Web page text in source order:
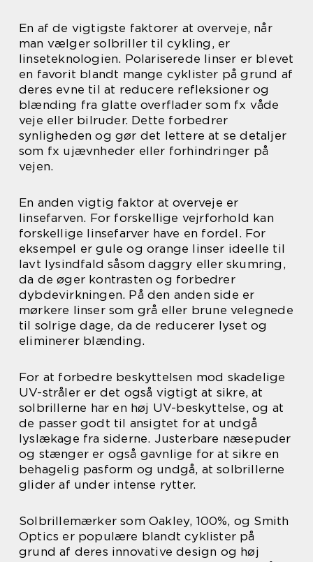
En af de vigtigste faktorer at overveje, når
man vælger solbriller til cykling, er
linseteknologien. Polariserede linser er blevet
en favorit blandt mange cyklister på grund af
deres evne til at reducere refleksioner og
blænding fra glatte overflader som fx våde
veje eller bilruder. Dette forbedrer
synligheden og gør det lettere at se detaljer
som fx ujævnheder eller forhindringer på
vejen.
En anden vigtig faktor at overveje er
linsefarven. For forskellige vejrforhold kan
forskellige linsefarver have en fordel. For
eksempel er gule og orange linser ideelle til
lavt lysindfald såsom daggry eller skumring,
da de øger kontrasten og forbedrer
dybdevirkningen. På den anden side er
mørkere linser som grå eller brune velegnede
til solrige dage, da de reducerer lyset og
eliminerer blænding.
For at forbedre beskyttelsen mod skadelige
UV-stråler er det også vigtigt at sikre, at
solbrillerne har en høj UV-beskyttelse, og at
de passer godt til ansigtet for at undgå
lyslækage fra siderne. Justerbare næsepuder
og stænger er også gavnlige for at sikre en
behagelig pasform og undgå, at solbrillerne
glider af under intense rytter.
Solbrillemærker som Oakley, 100%, og Smith
Optics er populære blandt cyklister på
grund af deres innovative design og høj